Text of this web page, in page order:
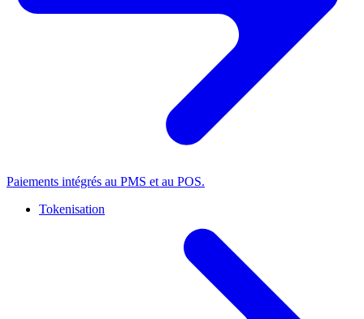
Paiements intégrés au PMS et au POS.
Tokenisation